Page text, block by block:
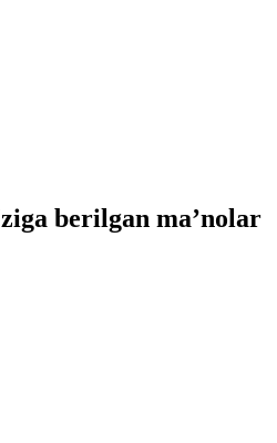
berilgan ma’nolar